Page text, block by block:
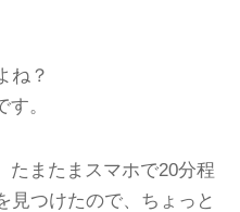
ね？
す。
たまたまスマホで20分程
見つけたので、ちょっと